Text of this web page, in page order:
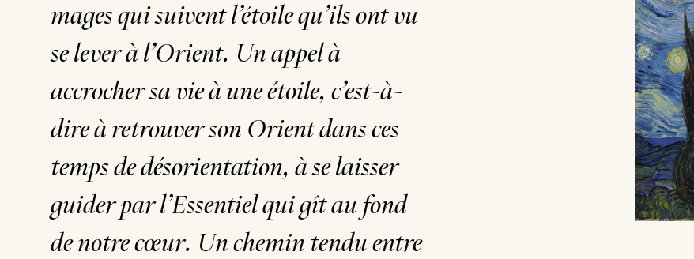
mages qui suivent l’étoile qu’ils ont vu
se lever à l’Orient. Un appel à
accrocher sa vie à une étoile, c’est-à-
dire à retrouver son Orient dans ces
temps de désorientation, à se laisser
guider par l’Essentiel qui gît au fond
de notre cœur. Un chemin tendu entre